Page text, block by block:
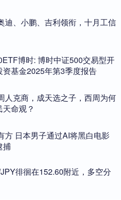
迪、小鹏、吉利领衔，十月工信
博时: 博时中证500交易型开
资基金2025年第3季度报告
人克商，成天选之子，西周为何
命观？
方 日本男子通过AI将黑白电影
捕
徘徊在152.60附近，多空分